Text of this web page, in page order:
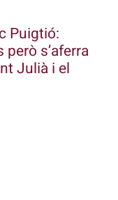
Puigtió:
s’aferra
Julià i el